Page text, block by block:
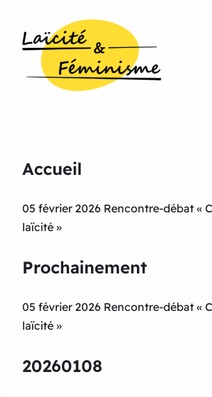
Accueil
05 février 2026 Rencontre-débat «
laïcité »
Prochainement
05 février 2026 Rencontre-débat «
laïcité »
20260108